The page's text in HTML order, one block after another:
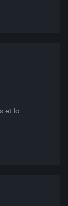
et la